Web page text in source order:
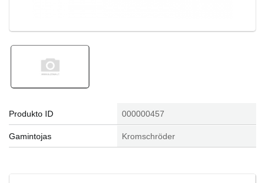
Produkto ID 000000457
Gamintojas Kromschröder